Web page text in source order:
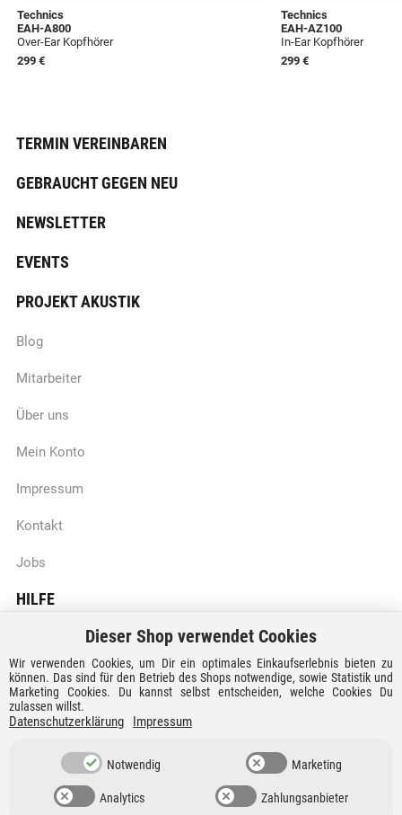
Technics
EAH-A800
Over-Ear Kopfhörer
299 €
Technics
EAH-AZ100
In-Ear Kopfhörer
299 €
TERMIN VEREINBAREN
GEBRAUCHT GEGEN NEU
NEWSLETTER
EVENTS
PROJEKT AKUSTIK
Blog
Mitarbeiter
Über uns
Mein Konto
Impressum
Kontakt
Jobs
HILFE
Batteriegesetzhinweise
Vertrag widerrufen
Versandkosten und Lieferzeiten
Zahlungsarten
Dieser Shop verwendet Cookies
Wir verwenden Cookies, um Dir ein optimales Einkaufserlebnis bieten zu
können. Das sind für den Betrieb des Shops notwendige, sowie Statistik und
Marketing Cookies. Du kannst selbst entscheiden, welche Cookies Du
zulassen willst.
Datenschutzerklärung Impressum
Notwendig Marketing
Analytics Zahlungsanbieter